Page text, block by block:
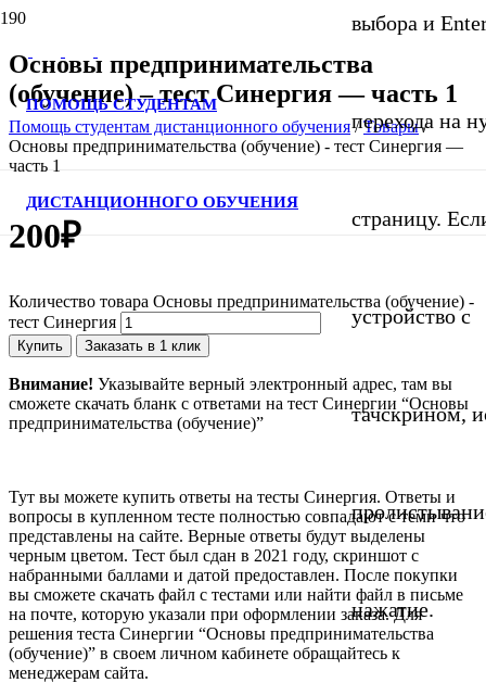
ПОМОЩЬ СТУДЕНТАМ
ДИСТАНЦИОННОГО ОБУЧЕНИЯ
выбора и
перехода на
страницу.
устройство с
тачскрином,
нажатие.
Основы предпринимательства
(обучение) – тест Синергия — часть 1
Помощь студентам дистанционного обучения/Товары/
Основы предпринимательства (обучение) - тест Синергия —
часть 1
200₽
Количество товара Основы предпринимательства (обучение) -
тест Синергия
Купить Заказать в 1 клик
Внимание! Указывайте верный электронный адрес, там вы
сможете скачать бланк с ответами на тест Синергии “Основы
предпринимательства (обучение)”
Тут вы можете купить ответы на тесты Синергия. Ответы и
вопросы в купленном тесте полностью совпадают с теми что
представлены на сайте. Верные ответы будут выделены
черным цветом. Тест был сдан в 2021 году, скриншот с
набранными баллами и датой предоставлен. После покупки
вы сможете скачать файл с тестами или найти файл в письме
на почте, которую указали при оформлении заказа. Для
решения теста Синергии “Основы предпринимательства
(обучение)” в своем личном кабинете обращайтесь к
менеджерам сайта.